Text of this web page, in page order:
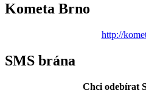
Kometa Brno
http://
SMS brána
Chci odebírat